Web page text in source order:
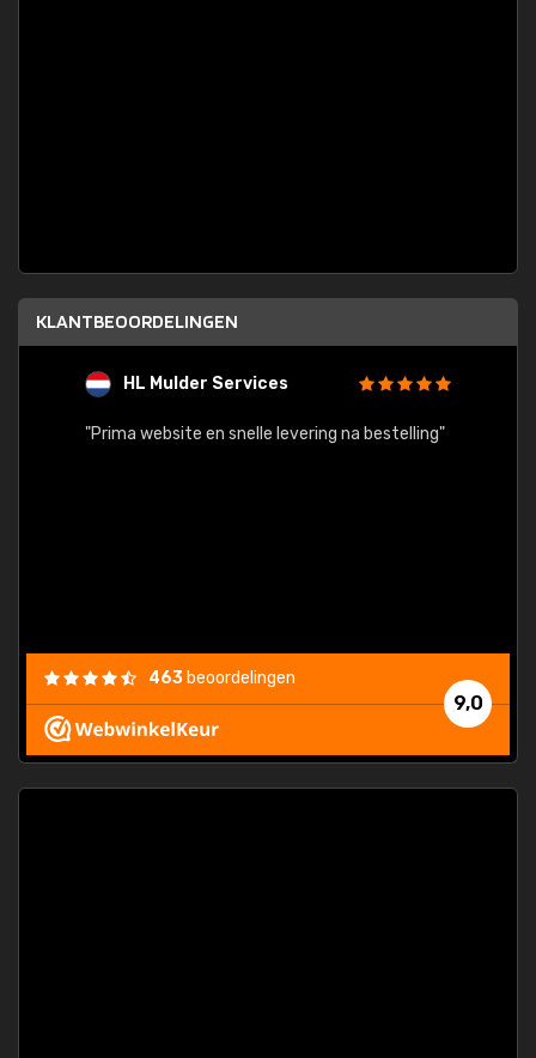
KLANTBEOORDELINGEN
HL Mulder Services
"Prima website en snelle levering na bestelling"
9,0
463 beoordelingen